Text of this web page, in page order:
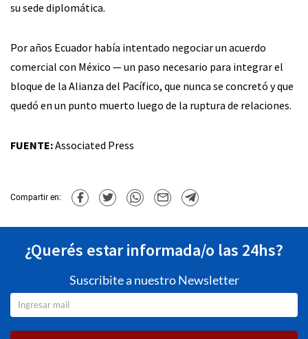
su sede diplomática.
Por años Ecuador había intentado negociar un acuerdo
comercial con México — un paso necesario para integrar el
bloque de la Alianza del Pacífico, que nunca se concretó y que
quedó en un punto muerto luego de la ruptura de relaciones.
FUENTE:Associated Press
Compartir en:
¿Querés estar informada/o las 24hs?
Suscribite a nuestro Newsletter